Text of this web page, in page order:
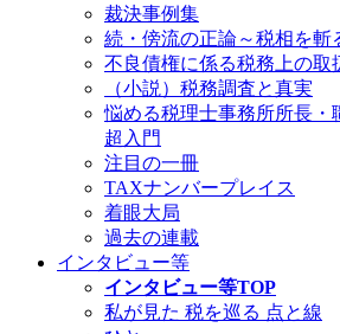
裁決事例集
続・傍流の正論～税相を斬
不良債権に係る税務上の取
（小説）税務調査と真実
悩める税理士事務所所長
超入門
注目の一冊
TAXナンバープレイス
着眼大局
過去の連載
インタビュー等
インタビュー等TOP
私が見た 税を巡る 点と線